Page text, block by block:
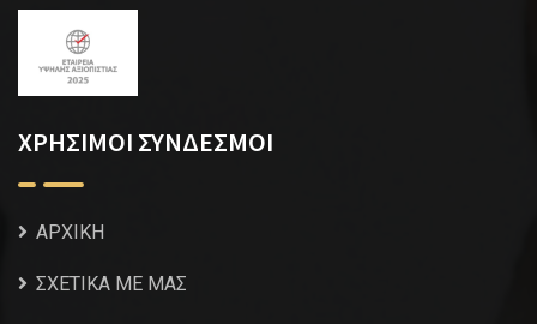
ΧΡΗΣΙΜΟΙ ΣΥΝΔΕΣΜΟΙ
ΑΡΧΙΚΗ
ΣΧΕΤΙΚΑ ΜΕ ΜΑΣ